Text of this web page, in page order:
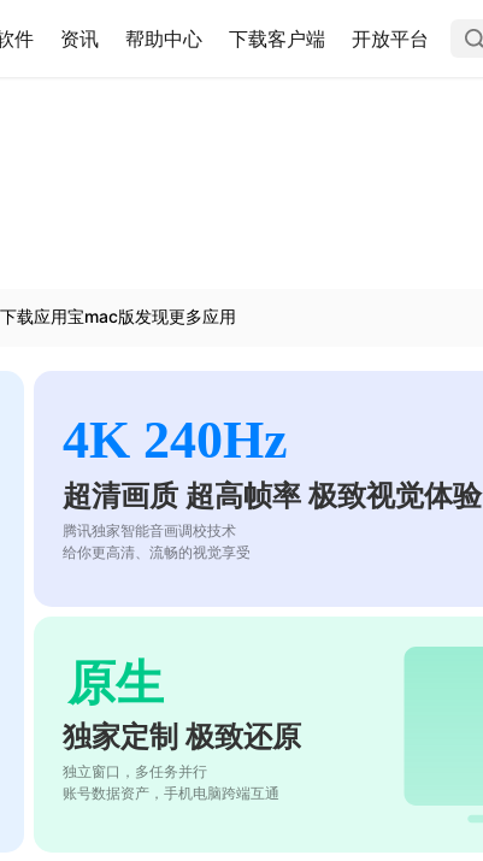
件 资讯 帮助中心 下载客户端 开放平台
载应用宝mac版发现更多应用
4K 240Hz
超清画质 超高帧率 极致视觉体验
腾讯独家智能音画调校技术
给你更高清、流畅的视觉享受
原生
独家定制 极致还原
独立窗口，多任务并行
账号数据资产，手机电脑跨端互通